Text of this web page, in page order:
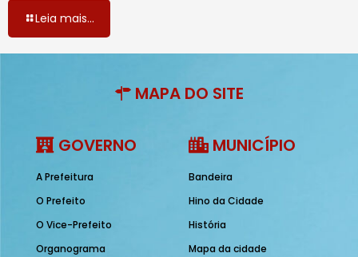
Leia mais...
MAPA DO SITE
GOVERNO
A Prefeitura
O Prefeito
O Vice-Prefeito
Organograma
MUNICÍPIO
Bandeira
Hino da Cidade
História
Mapa da cidade